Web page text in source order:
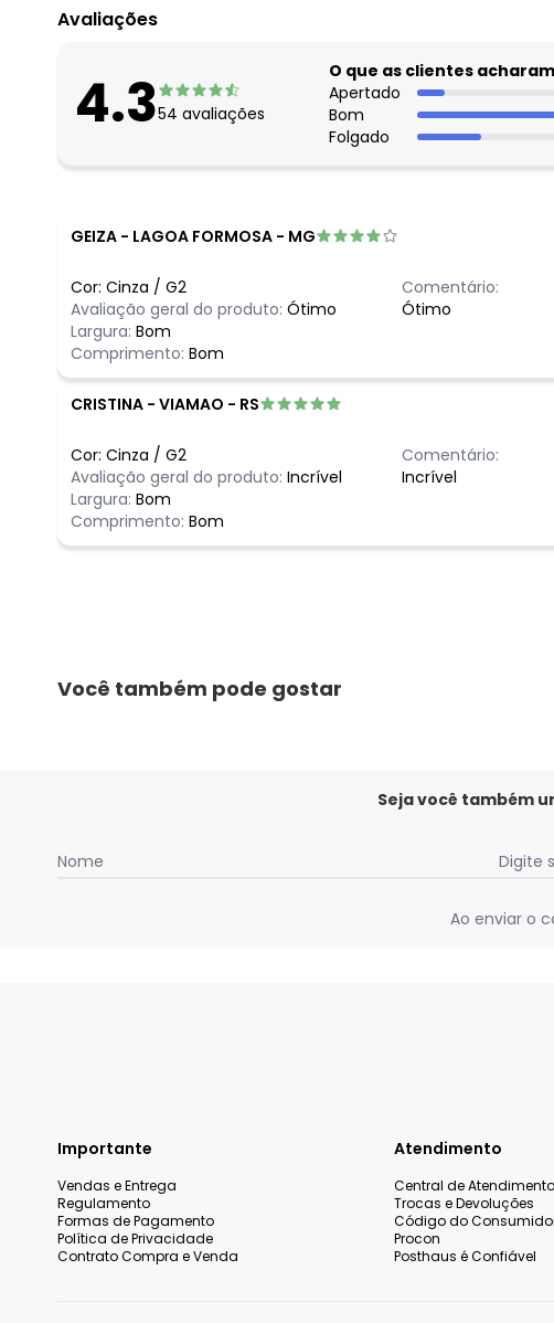
agosto/2026
maio/2026
abril/2026
fevereiro/2026
Avaliações
4.354 avaliações
O que as clientes
Apertado
Bom
Folgado
GEIZA - LAGOA FORMOSA - MG
Cor: Cinza / G2
Avaliação geral do produto: Ótimo
Largura: Bom
Comprimento: Bom
Comentário:
Ótimo
CRISTINA - VIAMAO - RS
Cor: Cinza / G2
Avaliação geral do produto: Incrível
Largura: Bom
Comprimento: Bom
Comentário:
Incrível
Você também pode gostar
Seja você também
Nome Digite
Ao enviar o
Importante
Vendas e Entrega
Regulamento
Formas de Pagamento
Política de Privacidade
Contrato Compra e Venda
Atendimento
Central de Atendimento
Trocas e Devoluções
Código do
Procon
Posthaus é Confiável